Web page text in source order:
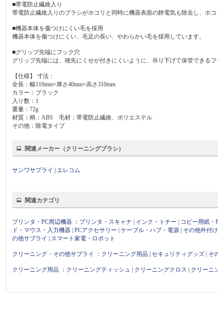
■帯電防止繊維入り
帯電防止繊維入りのブラシがホコリと同時に機器表面の静電気も除去し、ホ
■機器本体を傷つけにくい毛を採用
機器本体を傷つけにくい、毛足の長い、やわらかい毛を採用しています。
■グリップ先端にフック穴
グリップ先端には、穂先にくせが付きにくいように、吊り下げて保管できる
【仕様】 寸法：
全長：幅110mm×厚さ40mm×高さ310mm
カラー：ブラック
入り数：1
重量：72g
材質：柄：ABS 毛材：帯電防止繊維、ポリエステル
その他：除電タイプ
関連メーカー（クリーニングブラシ）
サンワサプライ エレコム
関連カテゴリ
プリンタ・PC周辺機器 ： プリンタ・スキャナ インク・トナー
コピー用紙・
ド・マウス・入力機器 |PCアクセサリー |ケーブル・ハブ・電源
その他外付
の他サプライ
スマート家電・ロボット
クリーニング・その他サプライ ： クリーニング用品 |セキュリティグッズ そ
クリーニング用品 ： クリーニングティッシュ クリーニングクロス クリーニ